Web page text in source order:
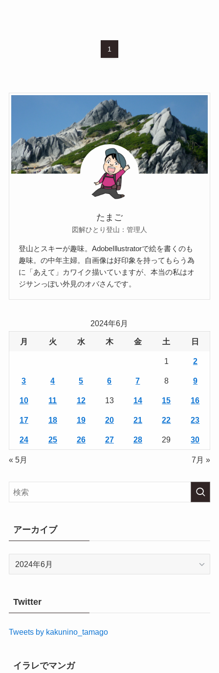
1
たまご
図解ひとり登山：管理人
登山とスキーが趣味。AdobeIllustratorで絵を書くのも
趣味。の中年主婦。自画像は好印象を持ってもらう為
に「あえて」カワイク描いていますが、本当の私はオ
ジサンっぽい外見のオバさんです。
2024年6月
月 火 水 木 金 土 日
1 2
3 4 5 6 7 8 9
10 11 12 13 14 15 16
17 18 19 20 21 22 23
24 25 26 27 28 29 30
« 5月 7月 »
アーカイブ
Twitter
Tweets by kakunino_tamago
イラレでマンガ